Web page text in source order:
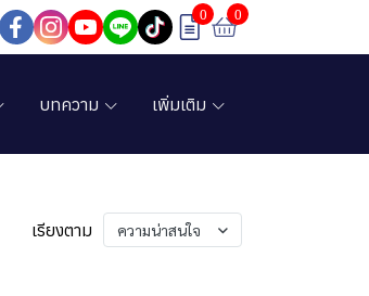
0 0
บทความ เพิ่มเติม
เรียงตาม ความน่าสนใจ